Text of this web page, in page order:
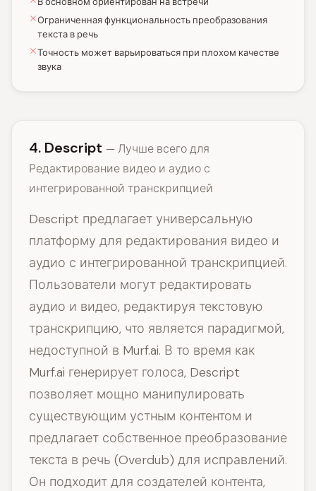
Ограниченная функциональность преобразования
текста в речь
Точность может варьироваться при плохом качестве
звука
4. Descript — Лучше всего для
Редактирование видео и аудио с
интегрированной транскрипцией
Descript предлагает универсальную
платформу для редактирования видео и
аудио с интегрированной транскрипцией.
Пользователи могут редактировать
аудио и видео, редактируя текстовую
транскрипцию, что является парадигмой,
недоступной в Murf.ai. В то время как
Murf.ai генерирует голоса, Descript
позволяет мощно манипулировать
существующим устным контентом и
предлагает собственное преобразование
текста в речь (Overdub) для исправлений.
Он подходит для создателей контента,